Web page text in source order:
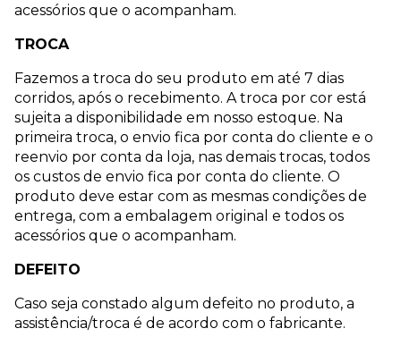
acessórios que o acompanham.
TROCA
Fazemos a troca do seu produto em até 7 dias
corridos, após o recebimento. A troca por cor está
sujeita a disponibilidade em nosso estoque. Na
primeira troca, o envio fica por conta do cliente e o
reenvio por conta da loja, nas demais trocas, todos
os custos de envio fica por conta do cliente. O
produto deve estar com as mesmas condições de
entrega, com a embalagem original e todos os
acessórios que o acompanham.
DEFEITO
Caso seja constado algum defeito no produto, a
assistência/troca é de acordo com o fabricante.